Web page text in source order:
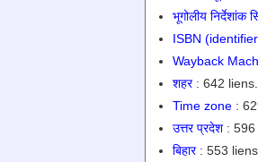
भूगोलीय निर्देशांक
ISBN
Wayback
शहर: 642 liens.
Time zone :
उत्तर प्रदेश: 596
बिहार: 553